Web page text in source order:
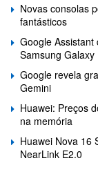
Novas consolas
fantásticos
Google
Samsung Galaxy
Google revela
Gemini
Huawei: Preços
na memória
Huawei Nova 16
NearLink E2.0